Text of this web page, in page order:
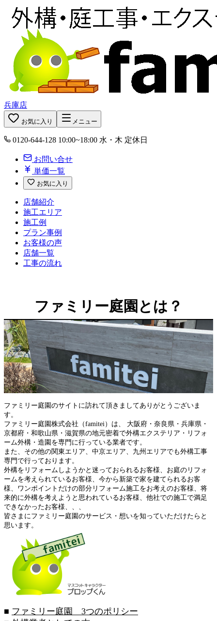
兵庫店
お気に入り メニュー
0120-644-128 10:00~18:00 水・木 定休日
お問い合せ
単価一覧
お気に入り
店舗紹介
施工エリア
施工例
プラン事例
お客様の声
店舗一覧
工事の流れ
ファミリー庭園とは？
ファミリー庭園のサイトに訪れて頂きましてありがとうございま
す。
ファミリー庭園株式会社（famitei）は、 大阪府・奈良県・兵庫県・
京都府・和歌山県・滋賀県の地元密着で外構エクステリア・リフォ
ーム外構・造園を専門に行っている業者です。
また、その他の関東エリア、中京エリア、九州エリアでも外構工事
専門で行っております。
外構をリフォームしようかと迷っておられるお客様、お庭のリフォ
ームを考えられているお客様、今から新築で家を建てられるお客
様、ワンポイントだけの部分リフォーム施工をお考えのお客様、将
来的に外構を考えようと思われているお客様、他社での施工で満足
できなかったお客様、、、
皆さまにファミリー庭園のサービス・想いを知っていただけたらと
思います。
■ ファミリー庭園 3つのポリシー